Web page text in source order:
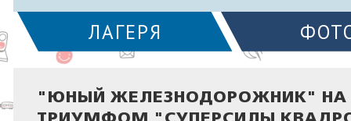
ЛАГЕРЯ
"ЮНЫЙ ЖЕЛЕЗНОДОРОЖНИК" НА